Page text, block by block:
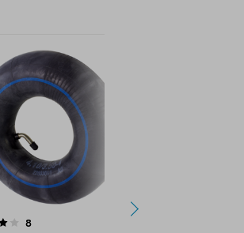
8recensioner
4.5 av 5 stjärnor